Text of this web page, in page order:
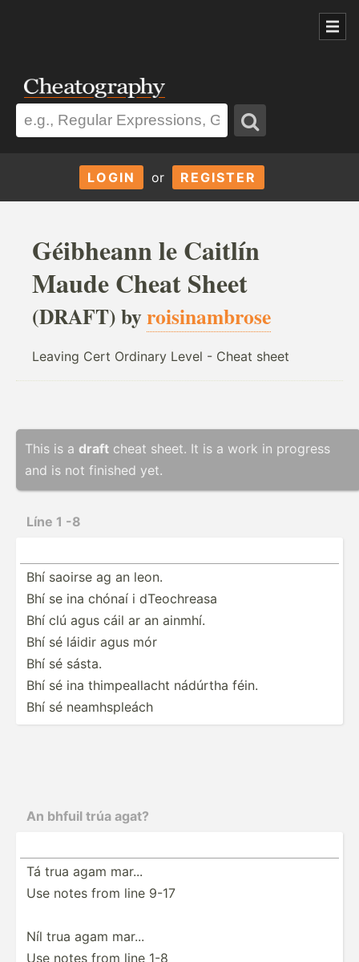
LOGIN or REGISTER
Géibheann le Caitlín
Maude Cheat Sheet
(DRAFT) byroisinambrose
Leaving Cert Ordinary Level - Cheat sheet
This is a draft cheat sheet. It is a work in progress
and is not finished yet.
Líne 1 -8
Bhí saoirse ag an leon.
Bhí se ina chónaí i dTeoch­reasa
Bhí clú agus cáil ar an ainmhí.
Bhí sé láidir agus mór
Bhí sé sásta.
Bhí sé ina thimpe­allacht nádúrtha féin.
Bhí sé neamhs­pleách
An bhfuil trúa agat?
Tá trua agam mar...
Use notes from line 9-17
Níl trua agam mar...
Use notes from line 1-8